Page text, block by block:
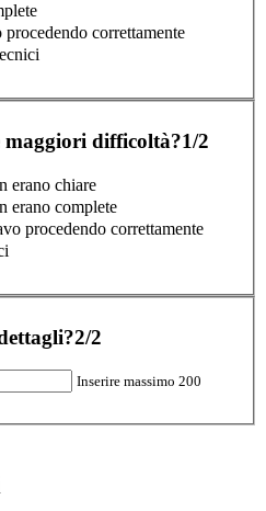
correttamente
maggiori difficoltà?1/2
erano chiare
erano complete
procedendo correttamente
2/2
Inserire massimo 200